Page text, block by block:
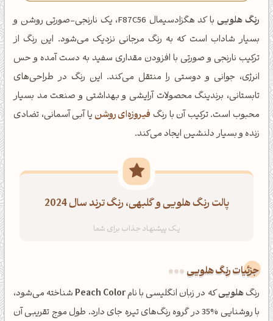
رنگ هلویی
با کد هگزادسیمال F87C56، یک نارنجی-صورتی روشن و
بسیار شاداب است که به رنگ مرجانی نزدیک می‌شود. این رنگ از
ترکیب نارنجی و صورتی با افزودن مقداری سفید به دست آمده و حس
انرژی، جوانی و دوستی را منتقل می‌کند. این رنگ در طراحی‌های
تابستانی، برندینگ محصولات آرایشی و بهداشتی و صنعت مد بسیار
محبوب است. ترکیب آن با رنگ فیروزه‌ای روشنیا آبی آسمانی، تضادی
زنده و بسیار دلنشین ایجاد می‌کند.
پالت رنگ هلویی و گلبهی، رنگ ترند سال 2024
جزئیات رنگ هلویی
رنگهلوییکه در زبان انگلیسی با نامPeach Colorشناخته می‌شود،
با روشنایی %35 در گروه رنگ‌های تیره جای دارد. طول موج تقریبی آن